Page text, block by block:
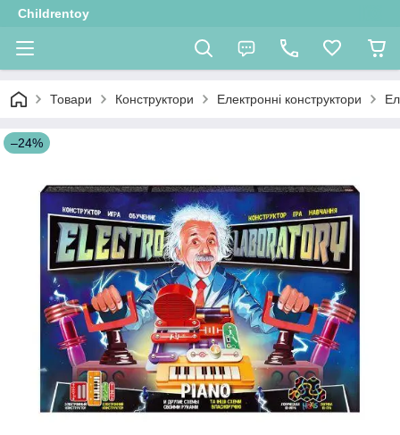
Childrentoy
Товари Конструктори Електронні конструктори
–24%